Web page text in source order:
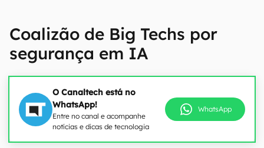
Coalizão de Big Techs por
segurança em IA
O Canaltech está no
WhatsApp!
Entre no canal e acompanhe
notícias e dicas de tecnologia
WhatsApp